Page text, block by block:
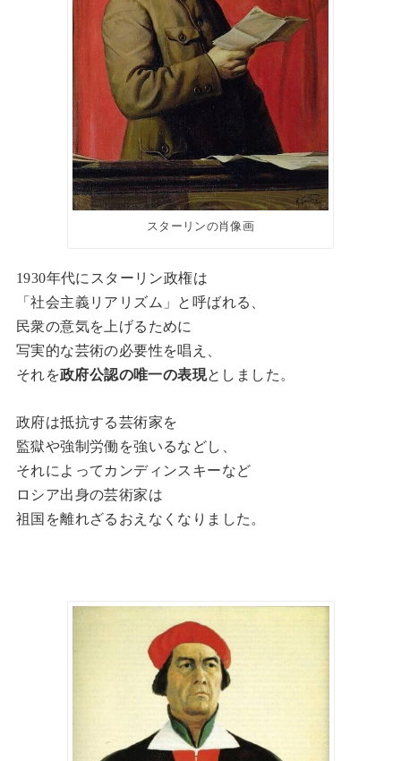
スターリンの肖像画
1930年代にスターリン政権は
「社会主義リアリズム」と呼ばれる、
民衆の意気を上げるために
写実的な芸術の必要性を唱え、
それを政府公認の唯一の表現としました。
政府は抵抗する芸術家を
監獄や強制労働を強いるなどし、
それによってカンディンスキーなど
ロシア出身の芸術家は
祖国を離れざるおえなくなりました。